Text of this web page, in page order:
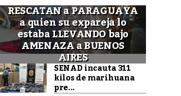
RESCATAN a PARAGUAYA
a quien su expareja lo
estaba LLEVANDO bajo
AMENAZA a BUENOS
AIRES
SENAD incauta 311
kilos de marihuana
pre...